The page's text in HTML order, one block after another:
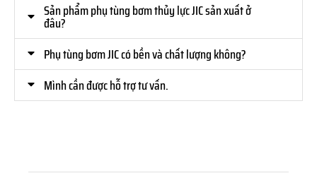
Sản phẩm phụ tùng bơm thủy lực JIC sản xuất ở
đâu?
Phụ tùng bơm JIC có bền và chất lượng không?
Mình cần được hỗ trợ tư vấn.